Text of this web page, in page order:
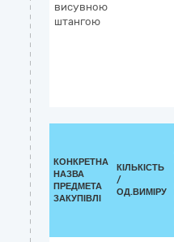
висувною
штангою
КОНКРЕТНА
НАЗВА
ПРЕДМЕТА
ЗАКУПІВЛІ
КІЛЬКІСТЬ
/
ОД.ВИМІРУ